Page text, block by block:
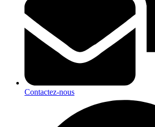
Contactez-nous